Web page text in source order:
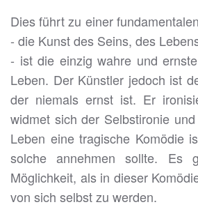
Dies führt zu einer
- die Kunst des Seins, des
- ist die einzig wahre und
Leben. Der Künstler jedoch ist
der niemals ernst ist. Er
widmet sich der Selbstironie
Leben eine tragische Komödie
solche annehmen sollte. Es
Möglichkeit, als in dieser
von sich selbst zu werden.